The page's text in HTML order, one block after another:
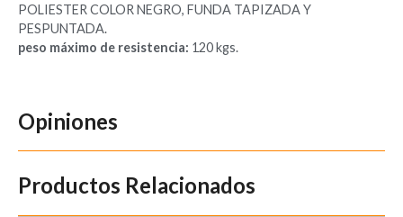
POLIESTER COLOR NEGRO, FUNDA TAPIZADA Y
PESPUNTADA.
peso máximo de resistencia: 120 kgs.
Productos Relacionados
Opiniones